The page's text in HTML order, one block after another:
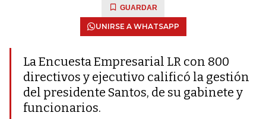
GUARDAR
UNIRSE A WHATSAPP
La Encuesta Empresarial LR con 800
directivos y ejecutivo calificó la gestión
del presidente Santos, de su gabinete y
funcionarios.